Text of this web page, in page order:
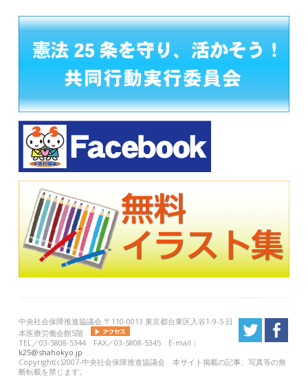
中央社会保障推進協議会 〒110-0013 東京都台東区入谷1-9-5 日
本医療労働会館5階
TEL／03-5808-5344 FAX／03-5808-5345 E-mail：
k25@shahokyo.jp
Copyright(c)2007-中央社会保障推進協議会 本サイト掲載の記事、写真等の無
断転載を禁じます。